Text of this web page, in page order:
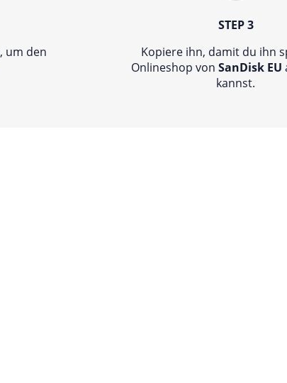
, um den
STEP 3
Kopiere ihn, damit du ihn
Onlineshop von SanDisk EU
kannst.